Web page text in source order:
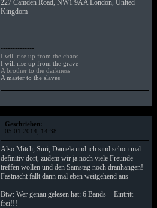
227 Camden Road, NW1 9AA London, United
Kingdom
--------------
I will rise up from the chaos
I will rise up from the grave
A brother to the darkness
A master to the slaves
Geschrieben:
05.01.2014, 14:38
Also Mitch, Suri, Daniela und ich sind schon mal
definitiv dort, zudem wir ja noch viele Freunde
treffen wollen und den Samstag noch dranhängen!
Fastnacht fällt dann mal eben weitgehend aus
Btw: Wer genau gelesen hat: 6 Bands + Eintritt
frei!!!